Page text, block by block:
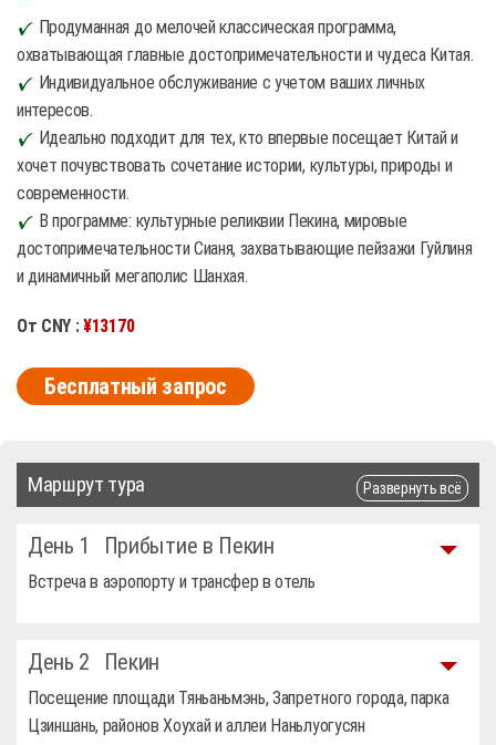
Продуманная до мелочей классическая программа,
охватывающая главные достопримечательности и чудеса Китая.
Индивидуальное обслуживание с учетом ваших личных
интересов.
Идеально подходит для тех, кто впервые посещает Китай и
хочет почувствовать сочетание истории, культуры, природы и
современности.
В программе: культурные реликвии Пекина, мировые
достопримечательности Сианя, захватывающие пейзажи Гуйлиня
и динамичный мегаполис Шанхая.
От CNY :¥13170
Бесплатный запрос
Маршрут тура Развернуть всё
День 1 Прибытие в Пекин
Встреча в аэропорту и трансфер в отель
День 2 Пекин
Посещение площади Тяньаньмэнь, Запретного города, парка
Цзиншань, районов Хоухай и аллеи Наньлуогусян